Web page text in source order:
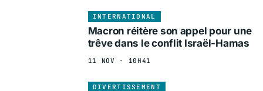
INTERNATIONAL
Macron réitère son appel pour une
trêve dans le conflit Israël-Hamas
11 NOV · 10H41
DIVERTISSEMENT